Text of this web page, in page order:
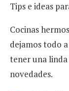
Tips e ideas
Cocinas
dejamos todo
tener una
novedades.